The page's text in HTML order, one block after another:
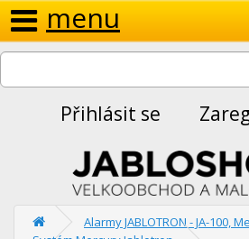
menu
Přihlásit se
Alarmy JABLOTRON - JA-100,